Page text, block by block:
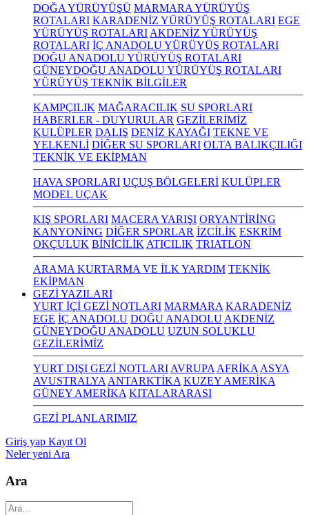
DOĞA YÜRÜYÜŞÜ MARMARA YÜRÜYÜŞ
ROTALARI KARADENİZ YÜRÜYÜŞ ROTALARI EGE
YÜRÜYÜŞ ROTALARI AKDENİZ YÜRÜYÜŞ
ROTALARI İÇ ANADOLU YÜRÜYÜŞ ROTALARI
DOĞU ANADOLU YÜRÜYÜŞ ROTALARI
GÜNEYDOĞU ANADOLU YÜRÜYÜŞ ROTALARI
YÜRÜYÜŞ TEKNİK BİLGİLER
KAMPÇILIK MAĞARACILIK SU SPORLARI
HABERLER - DUYURULAR GEZİLERİMİZ
KULÜPLER DALIŞ DENİZ KAYAĞI TEKNE VE
YELKENLİ DİĞER SU SPORLARI OLTA BALIKÇILIĞI
TEKNİK VE EKİPMAN
HAVA SPORLARI UÇUŞ BÖLGELERİ KULÜPLER
MODEL UÇAK
KIŞ SPORLARI MACERA YARIŞI ORYANTİRİNG
KANYONİNG DİĞER SPORLAR İZCİLİK ESKRİM
OKÇULUK BİNİCİLİK ATICILIK TRIATLON
ARAMA KURTARMA VE İLK YARDIM TEKNİK
EKİPMAN
GEZİ YAZILARI
YURT İÇİ GEZİ NOTLARI MARMARA KARADENİZ
EGE İÇ ANADOLU DOĞU ANADOLU AKDENİZ
GÜNEYDOĞU ANADOLU UZUN SOLUKLU
GEZİLERİMİZ
YURT DIŞI GEZİ NOTLARI AVRUPA AFRİKA ASYA
AVUSTRALYA ANTARKTİKA KUZEY AMERİKA
GÜNEY AMERİKA KITALARARASI
GEZİ PLANLARIMIZ
Giriş yap Kayıt Ol
Neler yeni Ara
Ara